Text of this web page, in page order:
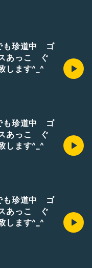
も珍道中 ゴ
あっこ ぐ
します^_^
も珍道中 ゴ
あっこ ぐ
します^_^
も珍道中 ゴ
あっこ ぐ
します^_^